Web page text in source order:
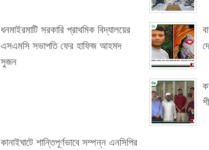
ধনমাইরমাটি সরকারি প্রাথমিক বিদ্যালয়ের
এসএমসি সভাপতি ফের হাফিজ আহমদ
সুজন
কানাইঘাটে শান্তিপূর্ণভাবে সম্পন্ন এনসিপির